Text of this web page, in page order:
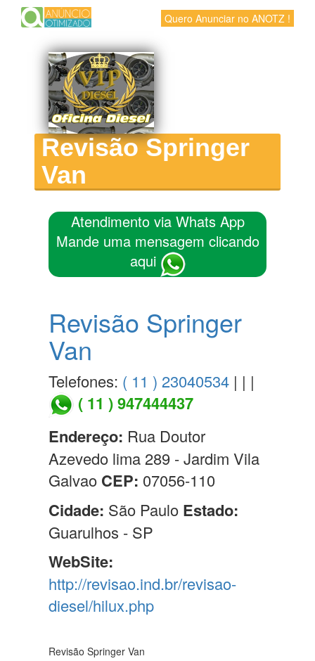
Quero Anunciar no ANOTZ !
Revisão Springer
Van
Atendimento via Whats App
Mande uma mensagem clicando
aqui
Revisão Springer
Van
Telefones: ( 11 ) 23040534 | | |
( 11 ) 947444437
Endereço: Rua Doutor
Azevedo lima 289 - Jardim Vila
Galvao CEP: 07056-110
Cidade: São Paulo Estado:
Guarulhos - SP
WebSite:
http://revisao.ind.br/revisao-
diesel/hilux.php
Revisão Springer Van